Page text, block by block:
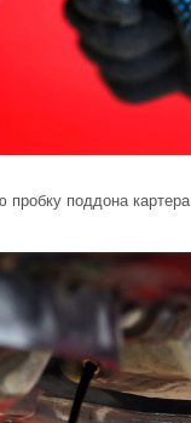
поддона картера.